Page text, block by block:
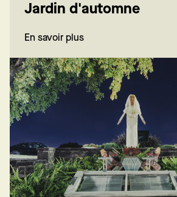
Jardin d'automne
En savoir plus